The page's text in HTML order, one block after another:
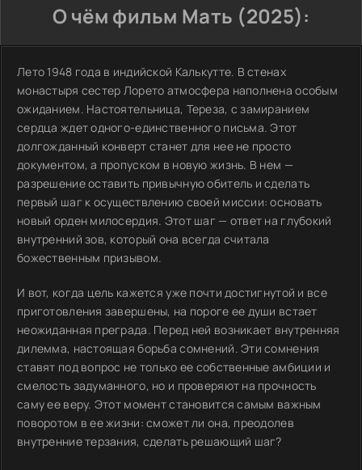
О чём фильм Мать (2025):
Лето 1948 года в индийской Калькутте. В стенах
монастыря сестер Лорето атмосфера наполнена особым
ожиданием. Настоятельница, Тереза, с замиранием
сердца ждет одного-единственного письма. Этот
долгожданный конверт станет для нее не просто
документом, а пропуском в новую жизнь. В нем —
разрешение оставить привычную обитель и сделать
первый шаг к осуществлению своей миссии: основать
новый орден милосердия. Этот шаг — ответ на глубокий
внутренний зов, который она всегда считала
божественным призывом.
И вот, когда цель кажется уже почти достигнутой и все
приготовления завершены, на пороге ее души встает
неожиданная преграда. Перед ней возникает внутренняя
дилемма, настоящая борьба сомнений. Эти сомнения
ставят под вопрос не только ее собственные амбиции и
смелость задуманного, но и проверяют на прочность
саму ее веру. Этот момент становится самым важным
поворотом в ее жизни: сможет ли она, преодолев
внутренние терзания, сделать решающий шаг?